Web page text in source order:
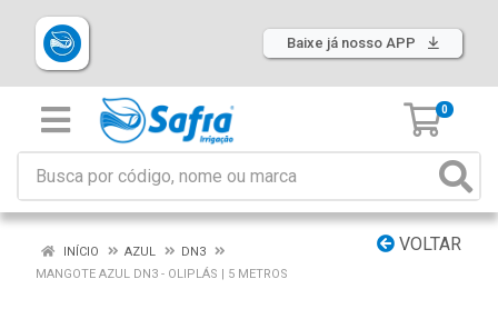
Baixe já nosso APP
0
VOLTAR
INÍCIO AZUL
DN3
MANGOTE AZUL DN3 - OLIPLÁS | 5 METROS